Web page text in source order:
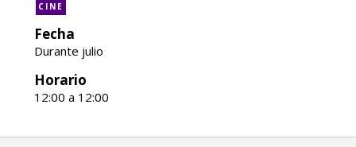
CINE
Fecha
Durante julio
Horario
12:00 a 12:00